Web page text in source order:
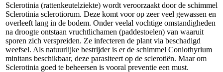
Sclerotinia (rattenkeutelziekte) wordt veroorzaakt door de schimmel
Sclerotinia sclerotiorum. Deze komt voor op zeer veel gewassen en
overleeft lang in de bodem. Onder veelal vochtige omstandigheden
na droogte ontstaan vruchtlichamen (paddestoelen) van waaruit
sporen zich verspreiden. Ze infecteren de plant via beschadigd
weefsel. Als natuurlijke bestrijder is er de schimmel Coniothyrium
minitans beschikbaar, deze parasiteert op de sclerotiën. Maar om
Sclerotinia goed te beheersen is vooral preventie een must.